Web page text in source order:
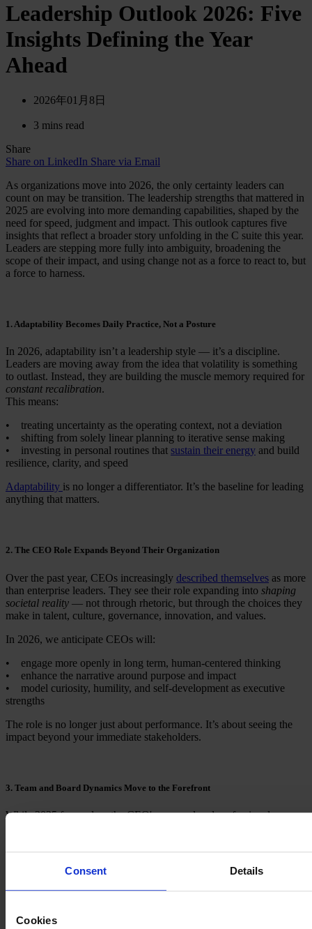
Consent Details
Cookies
Leadership Outlook 2026: Five
Insights Defining the Year
Ahead
2026年01月8日
3 mins read
Share
Share on LinkedIn Share via Email
As organizations move into 2026, the only certainty leaders can
count on may be transition. The leadership strengths that mattered in
2025 are evolving into more demanding capabilities, shaped by the
need for speed, judgment and impact. This outlook captures five
insights that reflect a broader story unfolding in the C suite this year.
Leaders are stepping more fully into ambiguity, broadening the
scope of their impact, and using change not as a force to react to, but
a force to harness.
1. Adaptability Becomes Daily Practice, Not a Posture
In 2026, adaptability isn’t a leadership style — it’s a discipline.
Leaders are moving away from the idea that volatility is something
to outlast. Instead, they are building the muscle memory required for
constant recalibration.
This means:
• treating uncertainty as the operating context, not a deviation
• shifting from solely linear planning to iterative sense making
• investing in personal routines that sustain their energy and build
resilience, clarity, and speed
Adaptability is no longer a differentiator. It’s the baseline for leading
anything that matters.
2. The CEO Role Expands Beyond Their Organization
Over the past year, CEOs increasingly described themselves as more
than enterprise leaders. They see their role expanding into shaping
societal reality — not through rhetoric, but through the choices they
make in talent, culture, governance, innovation, and values.
In 2026, we anticipate CEOs will:
• engage more openly in long term, human-centered thinking
• enhance the narrative around purpose and impact
• model curiosity, humility, and self-development as executive
strengths
The role is no longer just about performance. It’s about seeing the
impact beyond your immediate stakeholders.
3. Team and Board Dynamics Move to the Forefront
While 2025 focused on the CEO's personal and professional
Team cohesion, board relationships, and transparent communication
are all areas of focus.
This year, we expect leaders will prioritize:
• board alignment on